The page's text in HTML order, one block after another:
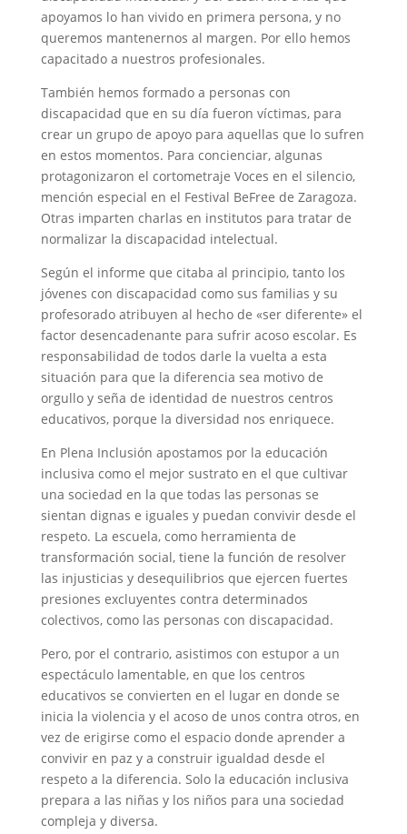
apoyamos lo han vivido en primera persona, y no
queremos mantenernos al margen. Por ello hemos
capacitado a nuestros profesionales.
También hemos formado a personas con
discapacidad que en su día fueron víctimas, para
crear un grupo de apoyo para aquellas que lo sufren
en estos momentos. Para concienciar, algunas
protagonizaron el cortometraje Voces en el silencio,
mención especial en el Festival BeFree de Zaragoza.
Otras imparten charlas en institutos para tratar de
normalizar la discapacidad intelectual.
Según el informe que citaba al principio, tanto los
jóvenes con discapacidad como sus familias y su
profesorado atribuyen al hecho de «ser diferente» el
factor desencadenante para sufrir acoso escolar. Es
responsabilidad de todos darle la vuelta a esta
situación para que la diferencia sea motivo de
orgullo y seña de identidad de nuestros centros
educativos, porque la diversidad nos enriquece.
En Plena Inclusión apostamos por la educación
inclusiva como el mejor sustrato en el que cultivar
una sociedad en la que todas las personas se
sientan dignas e iguales y puedan convivir desde el
respeto. La escuela, como herramienta de
transformación social, tiene la función de resolver
las injusticias y desequilibrios que ejercen fuertes
presiones excluyentes contra determinados
colectivos, como las personas con discapacidad.
Pero, por el contrario, asistimos con estupor a un
espectáculo lamentable, en que los centros
educativos se convierten en el lugar en donde se
inicia la violencia y el acoso de unos contra otros, en
vez de erigirse como el espacio donde aprender a
convivir en paz y a construir igualdad desde el
respeto a la diferencia. Solo la educación inclusiva
prepara a las niñas y los niños para una sociedad
compleja y diversa.